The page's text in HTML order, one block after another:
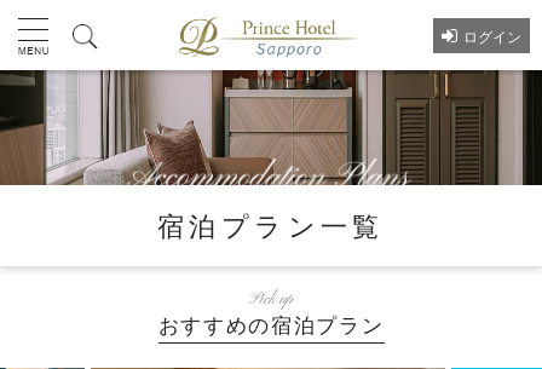
ログイン
宿泊プラン一覧
Pick up
おすすめの宿泊プラン